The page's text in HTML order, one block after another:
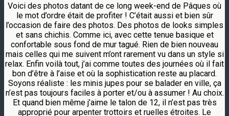
Voici des photos datant de ce long week-end de Pâques où
le mot d’ordre était de profiter ! C’était aussi et bien sûr
l’occasion de faire des photos. Des photos de looks simples
et sans chichis. Comme ici, avec cette tenue basique et
confortable sous fond de mur tagué. Rien de bien nouveau
mais celles qui me suivent m’ont rarement vu dans un style si
relax. Enfin voilà tout, j’ai comme toutes des journées où il fait
bon d’être à l’aise et où la sophistication reste au placard.
Soyons réaliste : les minis jupes pour se balader en ville, ça
n’est pas toujours faciles à porter et/ou à assumer ! Au choix.
Et quand bien même j’aime le talon de 12, il n’est pas très
approprié pour arpenter trottoirs et ruelles étroites. Le